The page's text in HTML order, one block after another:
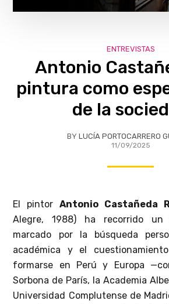
ENTREVISTAS
Antonio
pintura como
de la
BY LUCÍA PORTOCARRERO
11/09/2025
El pintorAntonio Castañeda
Alegre, 1988) ha recorrido un
marcado por la búsqueda
académica y el
formarse en Perú y Europa
Sorbona de París, la Academia
Universidad Complutense de